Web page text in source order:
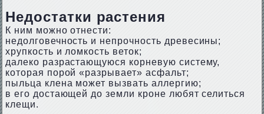
Недостатки растения
К ним можно отнести:
недолговечность и непрочность древесины;
хрупкость и ломкость веток;
далеко разрастающуюся корневую систему,
которая порой «разрывает» асфальт;
пыльца клена может вызвать аллергию;
в его достающей до земли кроне любят селиться
клещи.